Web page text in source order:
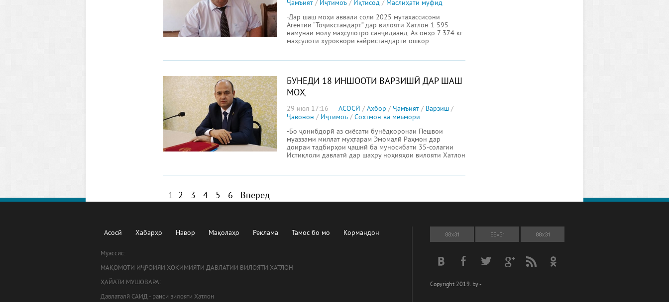
Ҷамъият / Иҷтимоъ / Иқтисод / Маслиҳати муфид
-Дар шаш моҳи аввали соли 2025 мутахассисони
Агентии “Тоҷикстандарт” дар вилояти Хатлон 1 595
намунаи молу маҳсулотро санҷидаанд. Аз онҳо 7 374 кг
маҳсулоти хӯрокворӣ ғайристандартӣ ошкор
БУНЁДИ 18 ИНШООТИ ВАРЗИШӢ ДАР ШАШ
МОҲ
29 июл 17:16 АСОСӢ / Ахбор / Ҷамъият / Варзиш /
Ҷавонон / Иҷтимоъ / Сохтмон ва меъморӣ
-Бо ҷонибдорӣ аз сиёсати бунёдкоронаи Пешвои
муаззами миллат муҳтарам Эмомалӣ Раҳмон дар
доираи тадбирҳои ҷашнӣ ба муносибати 35-солагии
Истиқлоли давлатӣ дар шаҳру ноҳияҳои вилояти Хатлон
1 2 3 4 5 6 Вперед
Асосӣ Хабарҳо Навор Мақолаҳо Реклама Тамос бо мо Кормандон
Муассис:
МАҚОМОТИ ИҶРОИЯИ ҲОКИМИЯТИ ДАВЛАТИИ ВИЛОЯТИ ХАТЛОН
ҲАЙАТИ МУШОВАРА:
Давлаталӣ САИД - раиси вилояти Хатлон
Copyright 2019. by -